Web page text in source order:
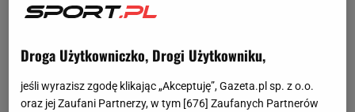
Droga Użytkowniczko, Drogi Użytkowniku,
jeśli wyrazisz zgodę klikając „Akceptuję”, Gazeta.pl sp. z o.o.
oraz jej Zaufani Partnerzy, w tym [676] Zaufanych Partnerów